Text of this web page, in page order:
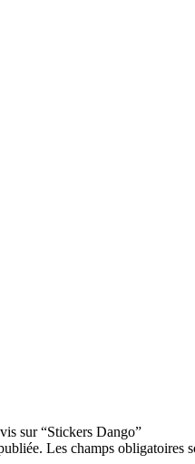
sur “Stickers Dango”
Les champs obligatoires